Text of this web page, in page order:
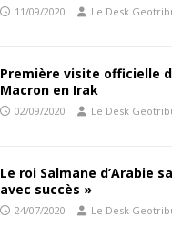
11/09/2020 Le Desk
Première visite officielle
Macron en Irak
02/09/2020 Le Desk
Le roi Salmane d’Arabie
avec succès »
24/07/2020 Le Desk